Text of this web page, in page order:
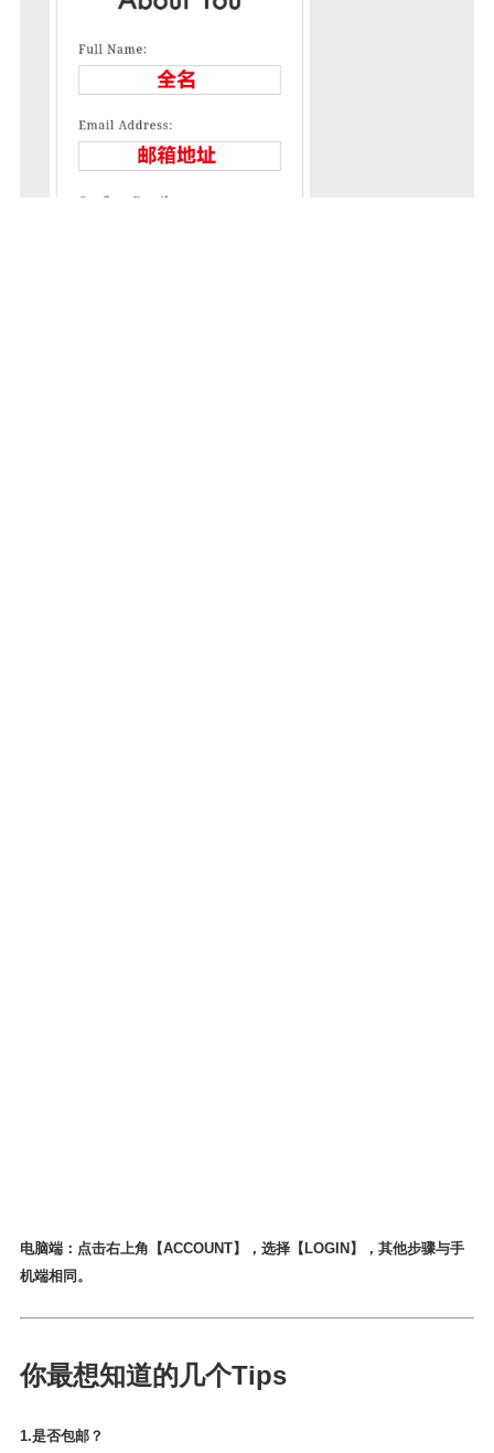
电脑端：点击右上角【ACCOUNT】，选择【LOGIN】，其他步骤与手
机端相同。
你最想知道的几个Tips
1.是否包邮？